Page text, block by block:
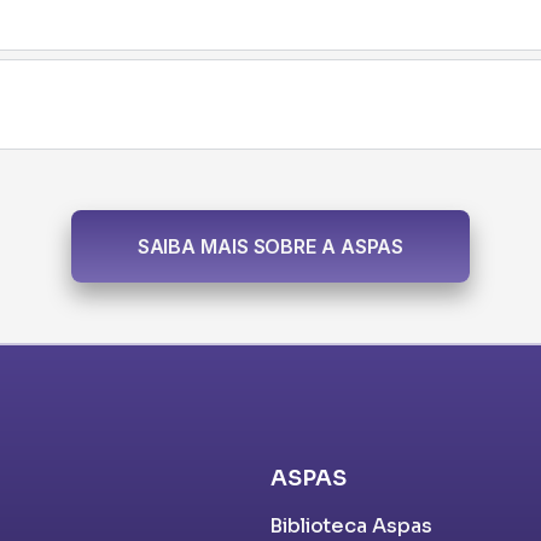
SAIBA MAIS SOBRE A ASPAS
ASPAS
Biblioteca Aspas